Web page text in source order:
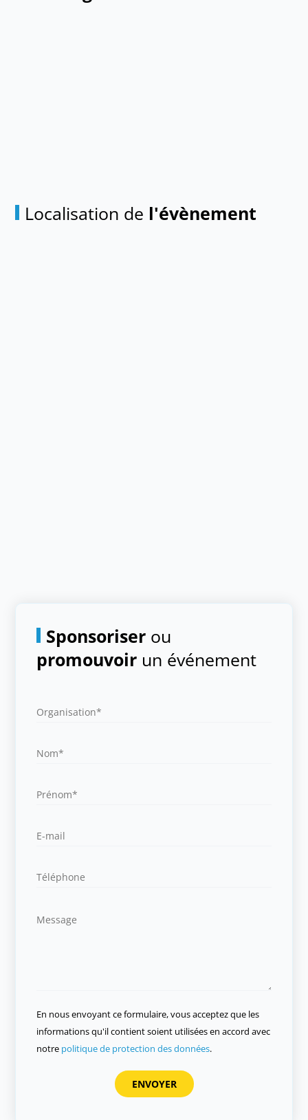
Localisation de l'évènement
Sponsoriser ou
promouvoir un événement
En nous envoyant ce formulaire, vous acceptez que les
informations qu'il contient soient utilisées en accord avec
notre politique de protection des données.